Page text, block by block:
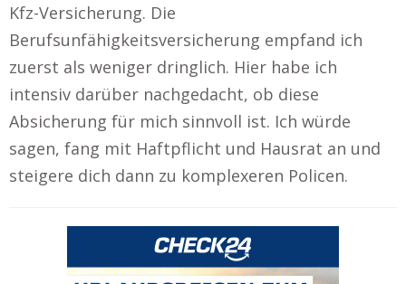
Kfz-Versicherung. Die
Berufsunfähigkeitsversicherung empfand ich
zuerst als weniger dringlich. Hier habe ich
intensiv darüber nachgedacht, ob diese
Absicherung für mich sinnvoll ist. Ich würde
sagen, fang mit Haftpflicht und Hausrat an und
steigere dich dann zu komplexeren Policen.